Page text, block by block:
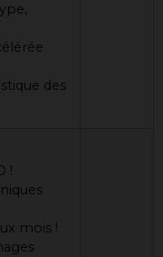
des
!
mois !